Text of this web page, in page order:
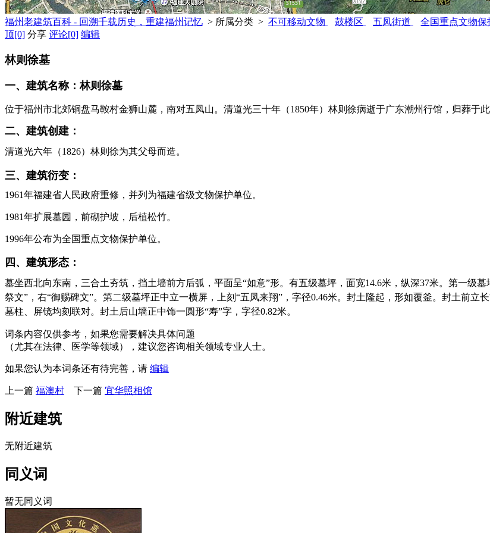
福州老建筑百科 - 回溯千载历史，重建福州记忆 > 所属分类 > 不可移动文物 鼓楼区 五凤街道 全国重点文物保
顶[0] 分享 评论[0] 编辑
林则徐墓
一、建筑名称：林则徐墓
位于福州市北郊铜盘马鞍村金狮山麓，南对五凤山。 清道光三十年（1850年）林则徐病逝于广东潮州行馆，归葬于此
二、建筑创建：
清道光六年（1826）林则徐为其父母而造。
三、建筑衍变：
1961年福建省人民政府重修，并列为福建省级文物保护单位。
1981年扩展墓园，前砌护坡，后植松竹。
1996年公布为全国重点文物保护单位。
四、建筑形态：
墓坐西北向东南，三合土夯筑，挡土墙前方后弧，平面呈“如意”形。有五级墓坪，面宽14.6米，纵深37米。第一级
祭文”，右“御赐碑文”。第二级墓坪正中立一横屏，上刻“五凤来翔”，字径0.46米。封土隆起，形如覆釜。封土前立
墓柱、屏镜均刻联对。封土后山墙正中饰一圆形“寿”字，字径0.82米。
词条内容仅供参考，如果您需要解决具体问题
（尤其在法律、医学等领域），建议您咨询相关领域专业人士。
如果您认为本词条还有待完善，请 编辑
上一篇 福澳村 下一篇 宜华照相馆
附近建筑
无附近建筑
同义词
暂无同义词